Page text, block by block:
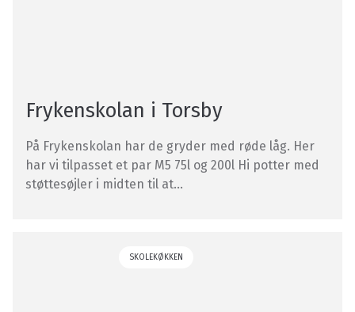
Frykenskolan i Torsby
På Frykenskolan har de gryder med røde låg. Her
har vi tilpasset et par M5 75l og 200l Hi potter med
støttesøjler i midten til at...
SKOLEKØKKEN